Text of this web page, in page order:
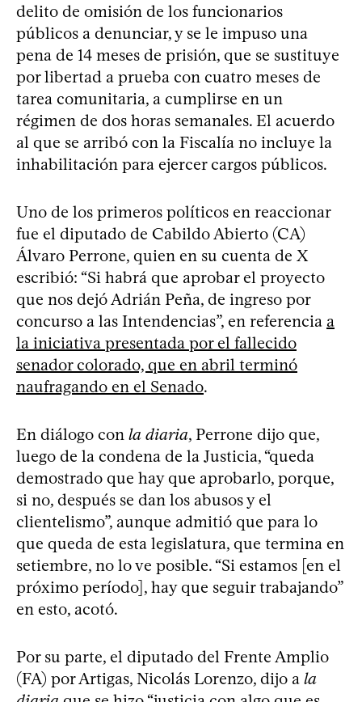
delito de omisión de los funcionarios
públicos a denunciar, y se le impuso una
pena de 14 meses de prisión, que se sustituye
por libertad a prueba con cuatro meses de
tarea comunitaria, a cumplirse en un
régimen de dos horas semanales. El acuerdo
al que se arribó con la Fiscalía no incluye la
inhabilitación para ejercer cargos públicos.
Uno de los primeros políticos en reaccionar
fue el diputado de Cabildo Abierto (CA)
Álvaro Perrone, quien en su cuenta de X
escribió: “Si habrá que aprobar el proyecto
que nos dejó Adrián Peña, de ingreso por
concurso a las Intendencias”, en referencia a
la iniciativa presentada por el fallecido
senador colorado, que en abril terminó
naufragando en el Senado.
En diálogo con la diaria, Perrone dijo que,
luego de la condena de la Justicia, “queda
demostrado que hay que aprobarlo, porque,
si no, después se dan los abusos y el
clientelismo”, aunque admitió que para lo
que queda de esta legislatura, que termina en
setiembre, no lo ve posible. “Si estamos [en el
próximo período], hay que seguir trabajando”
en esto, acotó.
Por su parte, el diputado del Frente Amplio
(FA) por Artigas, Nicolás Lorenzo, dijo a la